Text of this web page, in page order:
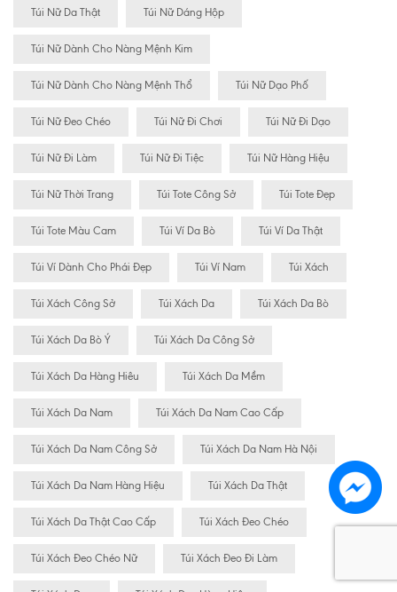
Túi Nữ Da Thật Túi Nữ Dáng Hộp
Túi Nữ Dành Cho Nàng Mệnh Kim
Túi Nữ Dành Cho Nàng Mệnh Thổ Túi Nữ Dạo Phố
Túi Nữ Đeo Chéo Túi Nữ Đi Chơi Túi Nữ Đi Dạo
Túi Nữ Đi Làm Túi Nữ Đi Tiệc Túi Nữ Hàng Hiệu
Túi Nữ Thời Trang Túi Tote Công Sở Túi Tote Đẹp
Túi Tote Màu Cam Túi Ví Da Bò Túi Ví Da Thật
Túi Ví Dành Cho Phái Đẹp Túi Ví Nam Túi Xách
Túi Xách Công Sở Túi Xách Da Túi Xách Da Bò
Túi Xách Da Bò Ý Túi Xách Da Công Sở
Túi Xách Da Hàng Hiêu Túi Xách Da Mềm
Túi Xách Da Nam Túi Xách Da Nam Cao Cấp
Túi Xách Da Nam Công Sở Túi Xách Da Nam Hà Nội
Túi Xách Da Nam Hàng Hiệu Túi Xách Da Thật
Túi Xách Da Thật Cao Cấp Túi Xách Đeo Chéo
Túi Xách Đeo Chéo Nữ Túi Xách Đeo Đi Làm